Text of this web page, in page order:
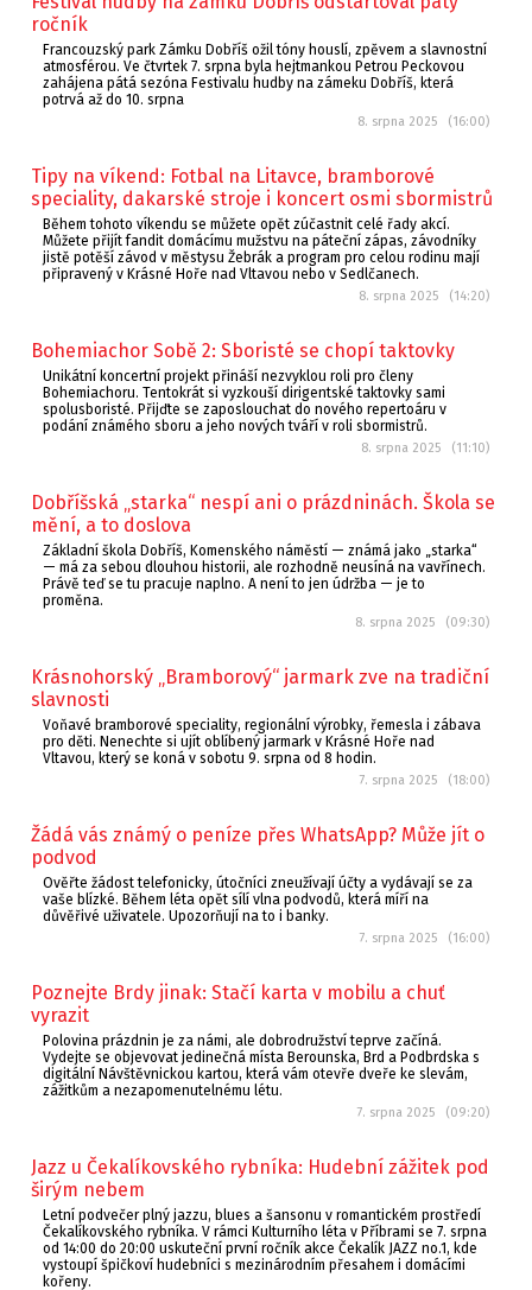
ročník
Francouzský park Zámku Dobříš ožil tóny houslí, zpěvem a slavnostní
atmosférou. Ve čtvrtek 7. srpna byla hejtmankou Petrou Peckovou
zahájena pátá sezóna Festivalu hudby na zámeku Dobříš, která
potrvá až do 10. srpna
8. srpna 2025 (16:00)
Tipy na víkend: Fotbal na Litavce, bramborové
speciality, dakarské stroje i koncert osmi sbormistrů
Během tohoto víkendu se můžete opět zúčastnit celé řady akcí.
Můžete přijít fandit domácímu mužstvu na páteční zápas, závodníky
jistě potěší závod v městysu Žebrák a program pro celou rodinu mají
připravený v Krásné Hoře nad Vltavou nebo v Sedlčanech.
8. srpna 2025 (14:20)
Bohemiachor Sobě 2: Sboristé se chopí taktovky
Unikátní koncertní projekt přináší nezvyklou roli pro členy
Bohemiachoru. Tentokrát si vyzkouší dirigentské taktovky sami
spolusboristé. Přijďte se zaposlouchat do nového repertoáru v
podání známého sboru a jeho nových tváří v roli sbormistrů.
8. srpna 2025 (11:10)
Dobříšská „starka“ nespí ani o prázdninách. Škola se
mění, a to doslova
Základní škola Dobříš, Komenského náměstí — známá jako „starka“
— má za sebou dlouhou historii, ale rozhodně neusíná na vavřínech.
Právě teď se tu pracuje naplno. A není to jen údržba — je to
proměna.
8. srpna 2025 (09:30)
Krásnohorský „Bramborový“ jarmark zve na tradiční
slavnosti
Voňavé bramborové speciality, regionální výrobky, řemesla i zábava
pro děti. Nenechte si ujít oblíbený jarmark v Krásné Hoře nad
Vltavou, který se koná v sobotu 9. srpna od 8 hodin.
7. srpna 2025 (18:00)
Žádá vás známý o peníze přes WhatsApp? Může jít o
podvod
Ověřte žádost telefonicky, útočníci zneužívají účty a vydávají se za
vaše blízké. Během léta opět sílí vlna podvodů, která míří na
důvěřivé uživatele. Upozorňují na to i banky.
7. srpna 2025 (16:00)
Poznejte Brdy jinak: Stačí karta v mobilu a chuť
vyrazit
Polovina prázdnin je za námi, ale dobrodružství teprve začíná.
Vydejte se objevovat jedinečná místa Berounska, Brd a Podbrdska s
digitální Návštěvnickou kartou, která vám otevře dveře ke slevám,
zážitkům a nezapomenutelnému létu.
7. srpna 2025 (09:20)
Jazz u Čekalíkovského rybníka: Hudební zážitek pod
širým nebem
Letní podvečer plný jazzu, blues a šansonu v romantickém prostředí
Čekalíkovského rybníka. V rámci Kulturního léta v Příbrami se 7. srpna
od 14:00 do 20:00 uskuteční první ročník akce Čekalík JAZZ no.1, kde
vystoupí špičkoví hudebníci s mezinárodním přesahem i domácími
kořeny.